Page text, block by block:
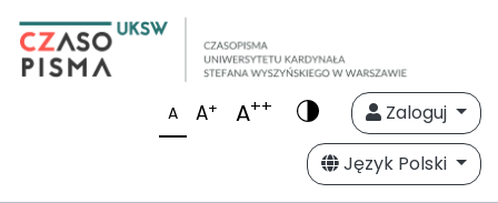
A A+ A++
Zaloguj
Język Polski